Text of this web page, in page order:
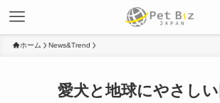
ホーム News&Trend
愛犬と地球にやさし